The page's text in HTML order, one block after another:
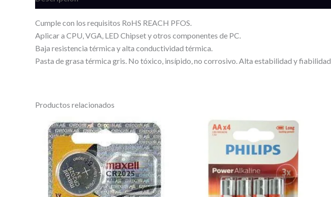
Cumple con los requisitos RoHS REACH PFOS.
Aplicar a CPU, VGA, LED Chipset y otros componentes de PC.
Baja resistencia térmica y alta conductividad térmica.
Pasta de grasa térmica gris. No tóxico, insípido, no corrosivo. Alta estabilidad y fiabilidad.
Productos relacionados